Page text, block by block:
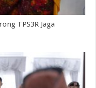
TPS3R Jaga